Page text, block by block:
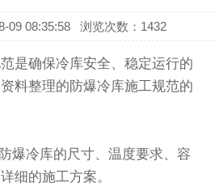
09 08:35:58 浏览次数：1432
是确保冷库安全、稳定运行的
料整理的防爆冷库施工规范的
冷库的尺寸、温度要求、容
细的施工方案。